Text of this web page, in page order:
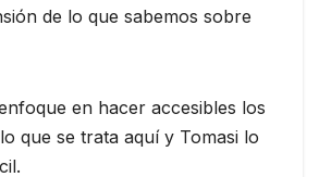
de lo que sabemos sobre
en hacer accesibles los
que se trata aquí y Tomasi lo